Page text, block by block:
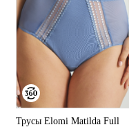
Трусы Elomi Matilda Full